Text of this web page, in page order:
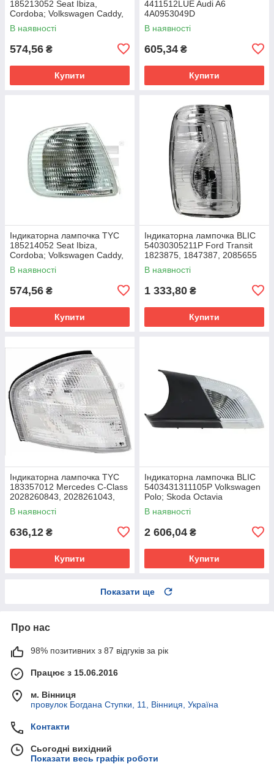
185213052 Seat Ibiza,
Cordoba; Volkswagen Caddy,
Polo 6K5953050C
В наявності
574,56 ₴
Купити
4411512LUE Audi A6
4A0953049D
В наявності
605,34 ₴
Купити
Індикаторна лампочка TYC
185214052 Seat Ibiza,
Cordoba; Volkswagen Caddy,
Polo 6K5953049C
В наявності
574,56 ₴
Купити
Індикаторна лампочка BLIC
54030305211P Ford Transit
1823875, 1847387, 2085655
В наявності
1 333,80 ₴
Купити
Індикаторна лампочка TYC
183357012 Mercedes C-Class
2028260843, 2028261043,
A2028260843
В наявності
636,12 ₴
Купити
Індикаторна лампочка BLIC
5403431311105P Volkswagen
Polo; Skoda Octavia
1Z0949101B, 1Z0949101D
В наявності
2 606,04 ₴
Купити
Показати ще
Про нас
98% позитивних з 87 відгуків за рік
Працює з 15.06.2016
м. Вінниця
провулок Богдана Ступки, 11, Вінниця, Україна
Контакти
Сьогодні вихідний
Показати весь графік роботи